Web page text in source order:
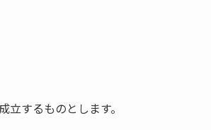
するものとします。